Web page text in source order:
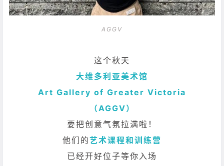
AGGV
这个秋天
大维多利亚美术馆
Art Gallery of Greater Victoria
（AGGV）
要把创意气氛拉满啦！
他们的艺术课程和训练营
已经开好位子等你入场